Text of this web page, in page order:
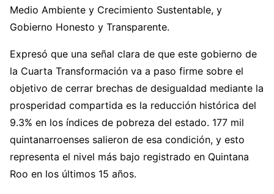
Medio Ambiente y Crecimiento Sustentable, y
Gobierno Honesto y Transparente.
Expresó que una señal clara de que este gobierno de
la Cuarta Transformación va a paso firme sobre el
objetivo de cerrar brechas de desigualdad mediante la
prosperidad compartida es la reducción histórica del
9.3% en los índices de pobreza del estado. 177 mil
quintanarroenses salieron de esa condición, y esto
representa el nivel más bajo registrado en Quintana
Roo en los últimos 15 años.